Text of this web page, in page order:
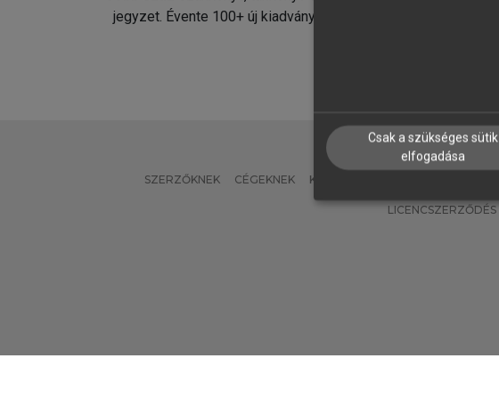
jegyzet. Évente 100+ új kiadvány.
SZERZŐKNEK CÉGEKNEK KÖNYVTÁROSOKNAK
LICENCSZERZŐDÉS
Csak a szükséges sütik
elfogadása